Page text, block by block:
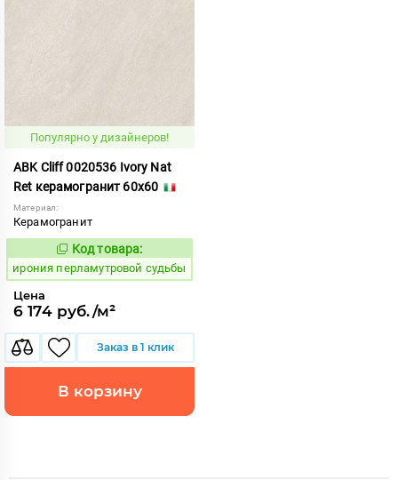
Популярно у дизайнеров!
ABK Cliff 0020536 Ivory Nat
Ret керамогранит 60x60
Материал:
Керамогранит
1102724
Код товара:
ирония перламутровой судьбы
Цена
6 174 руб./м²
Заказ в 1 клик
В корзину